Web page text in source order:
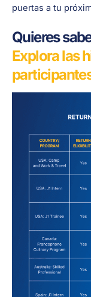
puertas a tu
Quieres
Explora las